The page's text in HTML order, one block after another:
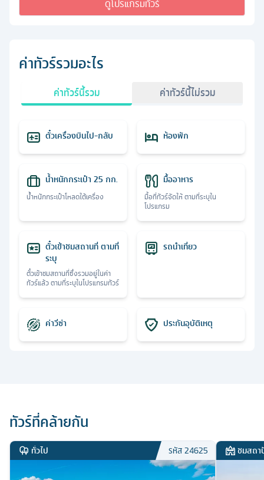
ดูโปรแกรมทัวร์
ค่าทัวร์รวมอะไร
ค่าทัวร์นี้รวม ค่าทัวร์นี้ไม่รวม
ตั๋วเครื่องบินไป-กลับ ห้องพัก
น้ำหนักกระเป๋า 25 กก.
น้ำหนักกระเป๋าโหลดใต้เครื่อง
มื้ออาหาร
มื้อที่ทัวร์จัดให้ ตามที่ระบุใน
โปรแกรม
ตั๋วเข้าชมสถานที่ ตามที่
ระบุ
ตั๋วเข้าชมสถานที่ซึ่งรวมอยู่ในค่า
ทัวร์แล้ว ตามที่ระบุในโปรแกรมทัวร์
รถนำเที่ยว
ค่าวีซ่า ประกันอุบัติเหตุ
ทัวร์ที่คล้ายกัน
ทั่วไป รหัส24625 ชมสถ